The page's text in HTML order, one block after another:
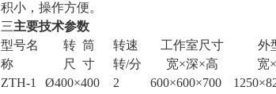
积小，操作方便。
三主要技术参数
型号名
称
转 筒
尺 寸
转速
转/分
工作室尺寸
宽×深×高
外
宽
ZTH-1
Ø400×400 2 600×600×700